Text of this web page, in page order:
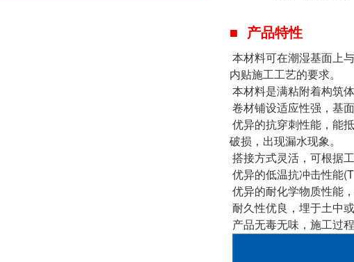
产品特性
本材料可在潮湿基面上
内贴施工工艺的要求。
本材料是满粘附着构筑
卷材铺设适应性强，基
优异的抗穿刺性能，能
破损，出现漏水现象。
搭接方式灵活，可根据
优异的低温抗冲击性能
优异的耐化学物质性能
耐久性优良，埋于土中
产品无毒无味，施工过